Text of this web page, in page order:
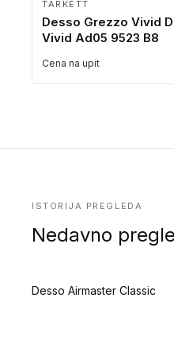
TARKETT
Desso Grezzo Vivid
Vivid Ad05 9523 B8
Cena na upit
ISTORIJA PREGLEDA
Nedavno
Desso Airmaster Classic